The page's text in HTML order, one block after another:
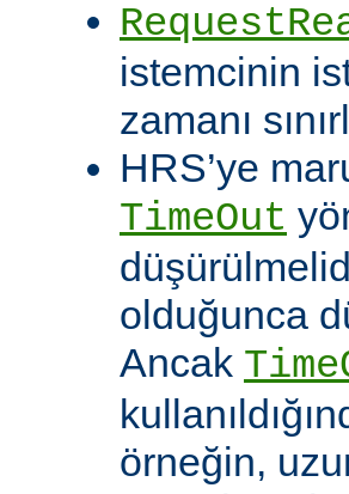
istemcinin
zamanı
HRS’ye
TimeOut
olduğunca
Ancak
örneğin,